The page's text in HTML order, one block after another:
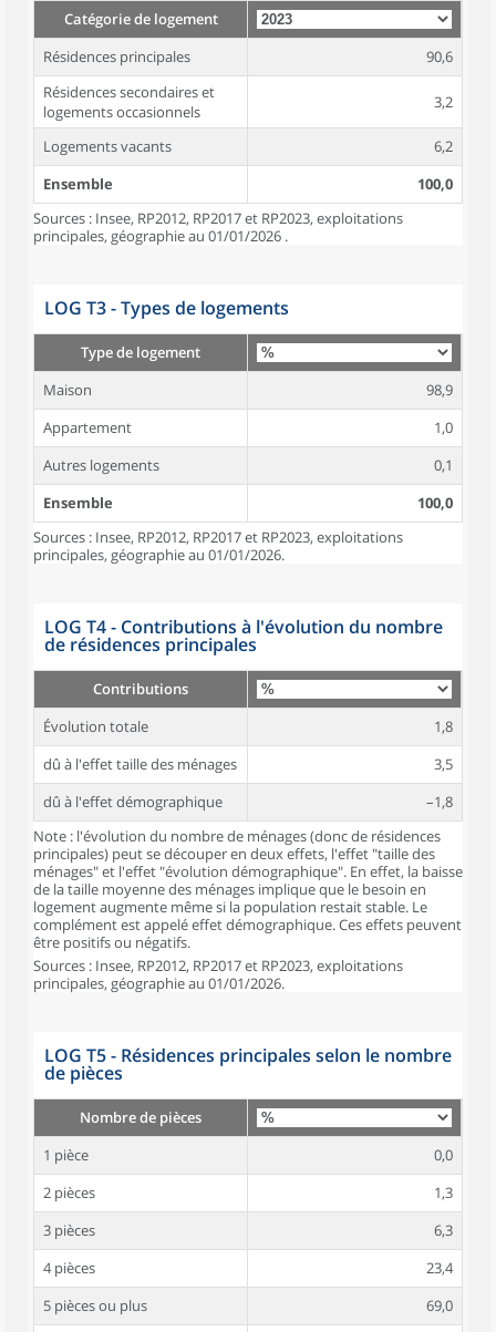
Catégorie de logement
Résidences principales
90,6
Résidences secondaires et
logements occasionnels
3,2
Logements vacants
6,2
Ensemble
100,0
Sources : Insee, RP2012, RP2017 et RP2023, exploitations
principales, géographie au 01/01/2026 .
LOG T3 - Types de logements
Type de logement
Maison
98,9
Appartement
1,0
Autres logements
0,1
Ensemble
100,0
Sources : Insee, RP2012, RP2017 et RP2023, exploitations
principales, géographie au 01/01/2026.
LOG T4 - Contributions à l'évolution du nombre
de résidences principales
Contributions
Évolution totale
1,8
dû à l'effet taille des ménages
3,5
dû à l'effet démographique
–1,8
Note : l'évolution du nombre de ménages (donc de résidences
principales) peut se découper en deux effets, l'effet "taille des
ménages" et l'effet "évolution démographique". En effet, la baisse
de la taille moyenne des ménages implique que le besoin en
logement augmente même si la population restait stable. Le
complément est appelé effet démographique. Ces effets peuvent
être positifs ou négatifs.
Sources : Insee, RP2012, RP2017 et RP2023, exploitations
principales, géographie au 01/01/2026.
LOG T5 - Résidences principales selon le nombre
de pièces
Nombre de pièces
1 pièce
0,0
2 pièces
1,3
3 pièces
6,3
4 pièces
23,4
5 pièces ou plus
69,0